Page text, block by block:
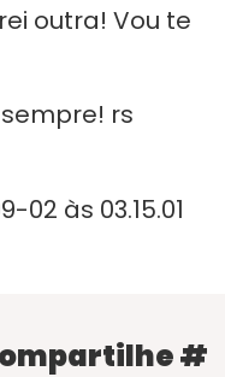
outra! Vou te
rs
#